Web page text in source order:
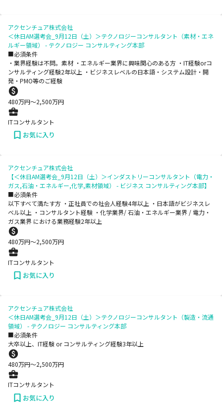
アクセンチュア株式会社
＜休日AM選考会_9月12日（土）＞テクノロジーコンサルタント（素材・エネ
ルギー領域） - テクノロジー コンサルティング本部
■必須条件
・業界経験は不問。素材 ・エネルギー業界に興味関心のある方 ・IT経験orコ
ンサルティング経験2年以上 ・ビジネスレベルの日本語・システム設計・開
発・PMO等のご経験
480万円〜2,500万円
ITコンサルタント
お気に入り
アクセンチュア株式会社
【＜休日AM選考会_9月12日（土）＞インダストリーコンサルタント（電力・
ガス,石油・エネルギー,化学,素材領域） - ビジネス コンサルティング本部】
■必須条件
以下すべて満たす方 ・正社員での社会人経験4年以上 ・日本語がビジネスレ
ベル以上 ・コンサルタント経験 ・化学業界/ 石油・エネルギー業界 / 電力・
ガス業界 における業務経験2年以上
480万円〜2,500万円
ITコンサルタント
お気に入り
アクセンチュア株式会社
＜休日AM選考会_9月12日（土）＞テクノロジーコンサルタント（製造・流通
領域） - テクノロジー コンサルティング本部
■必須条件
大卒以上、IT経験 or コンサルティング経験3年以上
480万円〜2,500万円
ITコンサルタント
お気に入り